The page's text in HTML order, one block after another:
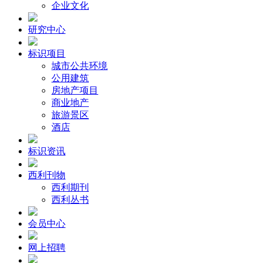
企业文化
研究中心
标识项目
城市公共环境
公用建筑
房地产项目
商业地产
旅游景区
酒店
标识资讯
西利刊物
西利期刊
西利丛书
会员中心
网上招聘